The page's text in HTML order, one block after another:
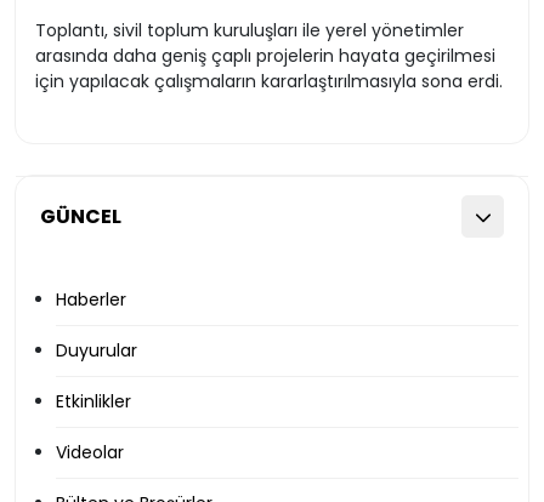
GÜNCEL
Haberler
Duyurular
Etkinlikler
Videolar
Toplantı, sivil toplum kuruluşları ile yerel yönetimler
arasında daha geniş çaplı projelerin hayata geçirilmesi
için yapılacak çalışmaların kararlaştırılmasıyla sona erdi.